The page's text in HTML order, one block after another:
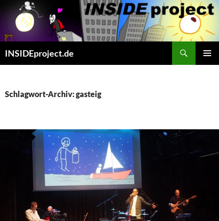
Inhalt
springen
INSIDEproject.de
Schlagwort-Archiv: gasteig